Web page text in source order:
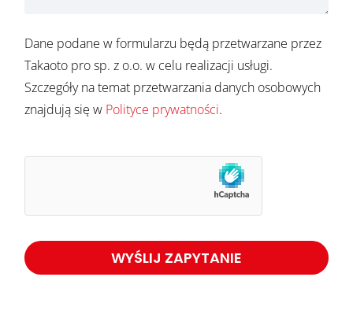
Dane podane w formularzu będą przetwarzane przez
Takaoto pro sp. z o.o. w celu realizacji usługi.
Szczegóły na temat przetwarzania danych osobowych
znajdują się w Polityce prywatności.